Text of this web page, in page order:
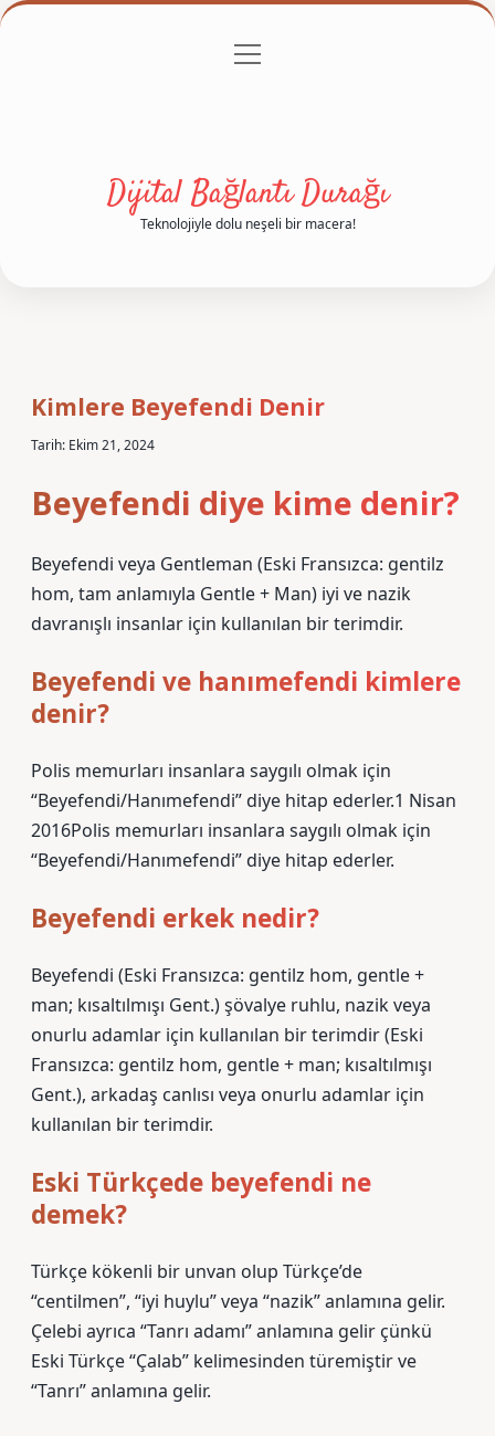
Gizlilik Politikası
menüyü
Dijital Bağlantı Durağı
Teknolojiyle dolu neşeli bir macera!
Kimlere Beyefendi Denir
Tarih: Ekim 21, 2024
Beyefendi diye kime denir?
Beyefendi veya Gentleman (Eski Fransızca: gentilz
hom, tam anlamıyla Gentle + Man) iyi ve nazik
davranışlı insanlar için kullanılan bir terimdir.
Beyefendi ve hanımefendi kimlere
denir?
Polis memurları insanlara saygılı olmak için
“Beyefendi/Hanımefendi” diye hitap ederler.1 Nisan
2016Polis memurları insanlara saygılı olmak için
“Beyefendi/Hanımefendi” diye hitap ederler.
Beyefendi erkek nedir?
Beyefendi (Eski Fransızca: gentilz hom, gentle +
man; kısaltılmışı Gent.) şövalye ruhlu, nazik veya
onurlu adamlar için kullanılan bir terimdir (Eski
Fransızca: gentilz hom, gentle + man; kısaltılmışı
Gent.), arkadaş canlısı veya onurlu adamlar için
kullanılan bir terimdir.
Eski Türkçede beyefendi ne
demek?
Türkçe kökenli bir unvan olup Türkçe’de
“centilmen”, “iyi huylu” veya “nazik” anlamına gelir.
Çelebi ayrıca “Tanrı adamı” anlamına gelir çünkü
Eski Türkçe “Çalab” kelimesinden türemiştir ve
“Tanrı” anlamına gelir.